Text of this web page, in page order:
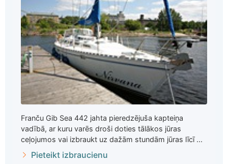
Franču Gib Sea 442 jahta pieredzējuša kapteiņa
vadībā, ar kuru varēs droši doties tālākos jūras
ceļojumos vai izbraukt uz dažām stundām jūras līcī ...
Pieteikt izbraucienu